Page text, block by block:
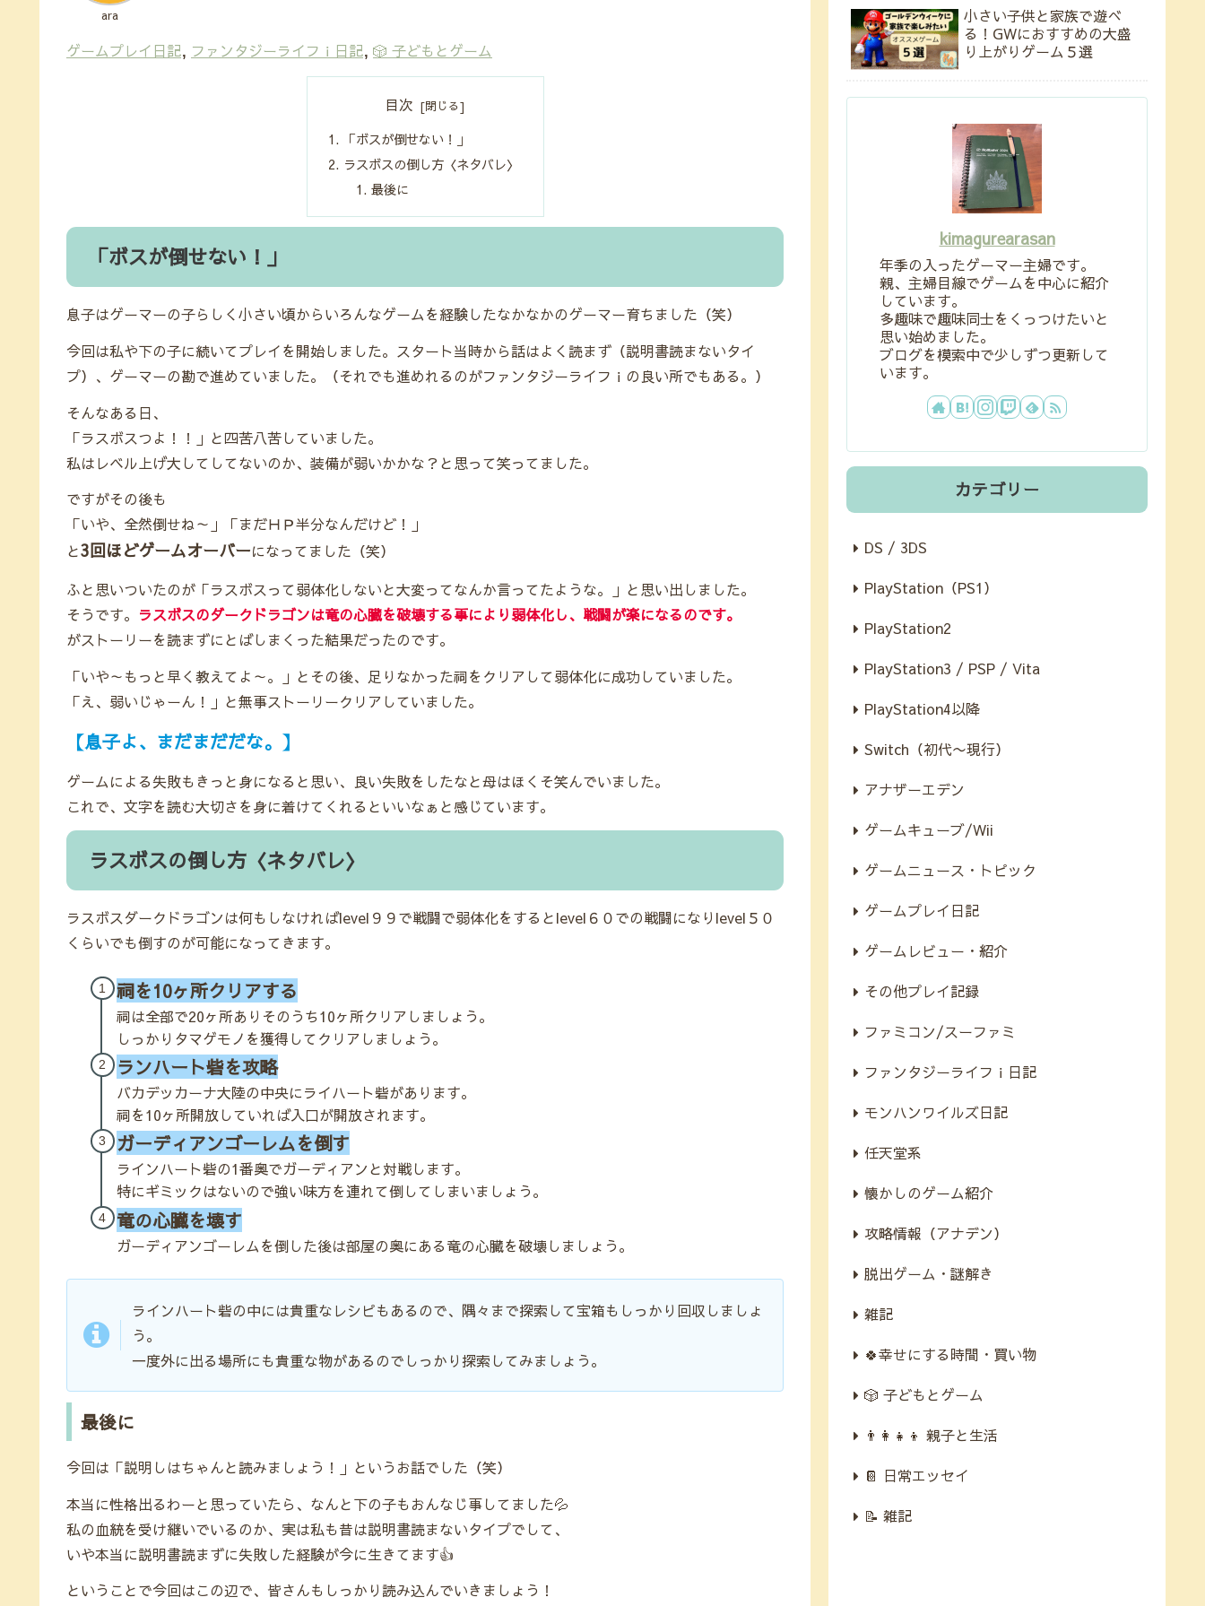
ara
ゲームプレイ日記, ファンタジーライフｉ日記, 🎲 子どもとゲーム
目次
「ボスが倒せない！」
ラスボスの倒し方〈ネタバレ〉
最後に
「ボスが倒せない！」
息子はゲーマーの子らしく小さい頃からいろんなゲームを経験したなかなかのゲーマー育ちました（笑）
今回は私や下の子に続いてプレイを開始しました。スタート当時から話はよく読まず（説明書読まないタイ
プ）、ゲーマーの勘で進めていました。（それでも進めれるのがファンタジーライフｉの良い所でもある。）
そんなある日、
「ラスボスつよ！！」と四苦八苦していました。
私はレベル上げ大してしてないのか、装備が弱いかかな？と思って笑ってました。
ですがその後も
「いや、全然倒せね～」「まだＨＰ半分なんだけど！」
と3回ほどゲームオーバーになってました（笑）
ふと思いついたのが「ラスボスって弱体化しないと大変ってなんか言ってたような。」と思い出しました。
そうです。 ラスボスのダークドラゴンは竜の心臓を破壊する事により弱体化し、戦闘が楽になるのです。
がストーリーを読まずにとばしまくった結果だったのです。
「いや～もっと早く教えてよ～。」とその後、足りなかった祠をクリアして弱体化に成功していました。
「え、弱いじゃーん！」と無事ストーリークリアしていました。
【息子よ、まだまだだな。】
ゲームによる失敗もきっと身になると思い、良い失敗をしたなと母はほくそ笑んでいました。
これで、文字を読む大切さを身に着けてくれるといいなぁと感じています。
ラスボスの倒し方〈ネタバレ〉
ラスボスダークドラゴンは何もしなければlevel９９で戦闘で弱体化をするとlevel６０での戦闘になりlevel５０
くらいでも倒すのが可能になってきます。
祠を10ヶ所クリアする
祠は全部で20ヶ所ありそのうち10ヶ所クリアしましょう。
しっかりタマゲモノを獲得してクリアしましょう。
ランハート砦を攻略
バカデッカーナ大陸の中央にライハート砦があります。
祠を10ヶ所開放していれば入口が開放されます。
ガーディアンゴーレムを倒す
ラインハート砦の1番奥でガーディアンと対戦します。
特にギミックはないので強い味方を連れて倒してしまいましょう。
竜の心臓を壊す
ガーディアンゴーレムを倒した後は部屋の奥にある竜の心臓を破壊しましょう。
ラインハート砦の中には貴重なレシピもあるので、隅々まで探索して宝箱もしっかり回収しましょ
う。
一度外に出る場所にも貴重な物があるのでしっかり探索してみましょう。
最後に
今回は「説明しはちゃんと読みましょう！」というお話でした（笑）
本当に性格出るわーと思っていたら、なんと下の子もおんなじ事してました💦
私の血統を受け継いでいるのか、実は私も昔は説明書読まないタイプでして、
いや本当に説明書読まずに失敗した経験が今に生きてます👍
ということで今回はこの辺で、皆さんもしっかり読み込んでいきましょう！
小さい子供と家族で遊べ
る！GWにおすすめの大盛
り上がりゲーム５選
kimagurearasan
年季の入ったゲーマー主婦です。
親、主婦目線でゲームを中心に紹介
しています。
多趣味で趣味同士をくっつけたいと
思い始めました。
ブログを模索中で少しずつ更新して
います。
カテゴリー
DS / 3DS
PlayStation（PS1）
PlayStation2
PlayStation3 / PSP / Vita
PlayStation4以降
Switch（初代〜現行）
アナザーエデン
ゲームキューブ/Wii
ゲームニュース・トピック
ゲームプレイ日記
ゲームレビュー・紹介
その他プレイ記録
ファミコン/スーファミ
ファンタジーライフｉ日記
モンハンワイルズ日記
任天堂系
懐かしのゲーム紹介
攻略情報（アナデン）
脱出ゲーム・謎解き
雑記
🍀幸せにする時間・買い物
🎲 子どもとゲーム
👨‍👩‍👧‍👦 親子と生活
📔 日常エッセイ
📝 雑記